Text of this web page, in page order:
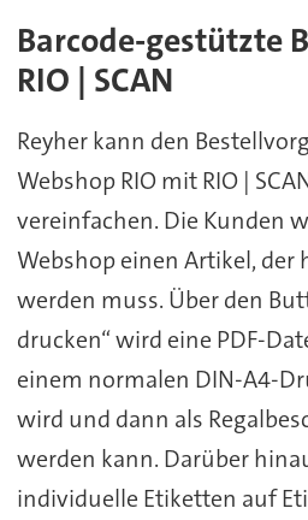
Barcode-gestützte
RIO | SCAN
Reyher kann den
Webshop RIO mit RIO |
vereinfachen. Die Kunden
Webshop einen Artikel,
werden muss. Über den
drucken“ wird eine PDF-
einem normalen DIN-A4-
wird und dann als
werden kann. Darüber
individuelle Etiketten auf